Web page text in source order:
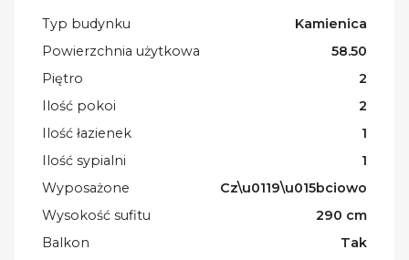
Typ budynku
Kamienica
Powierzchnia użytkowa
58.50
Piętro
2
Ilość pokoi
2
Ilość łazienek
1
Ilość sypialni
1
Wyposażone
Cz\u0119\u015bciowo
Wysokość sufitu
290 cm
Balkon
Tak